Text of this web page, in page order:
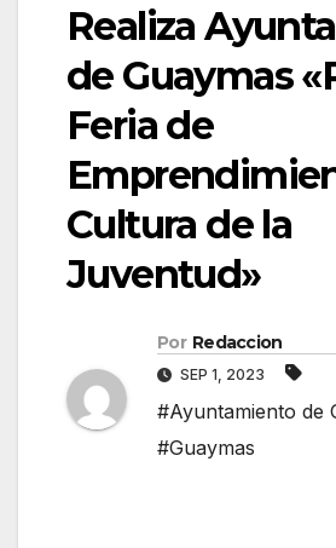
Realiza
de Guaymas
Feria de
Cultura de la
Juventud»
Por Redaccion
SEP 1, 2023
#Ayuntamiento de
#Guaymas